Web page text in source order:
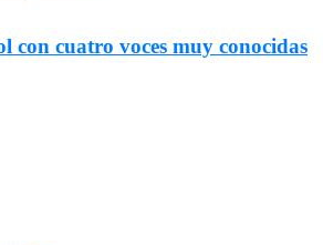
con cuatro voces muy conocidas